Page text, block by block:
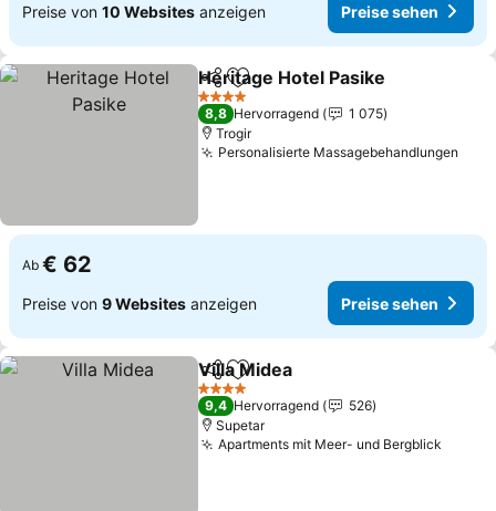
Preise von 10 Websites anzeigen Preise sehen
TeilenZu Favoriten hinzufügen
Heritage Hotel Pasike
4 Sterne
8,8 Hervorragend
1 075
Trogir
Personalisierte Massagebehandlungen
Ab € 62
Preise von 9 Websites anzeigen Preise sehen
TeilenZu Favoriten hinzufügen
Villa Midea
4 Sterne
9,4 Hervorragend
526
Supetar
Apartments mit Meer- und Bergblick